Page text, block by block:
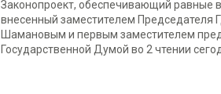
Законопроект, обеспечивающий равные
внесенный заместителем
Шамановым и первым заместителем
Государственной Думой во 2 чтении